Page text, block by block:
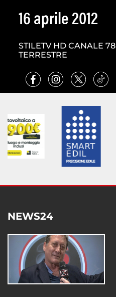
16 aprile 2012
STILETV HD CANALE
TERRESTRE
NEWS24